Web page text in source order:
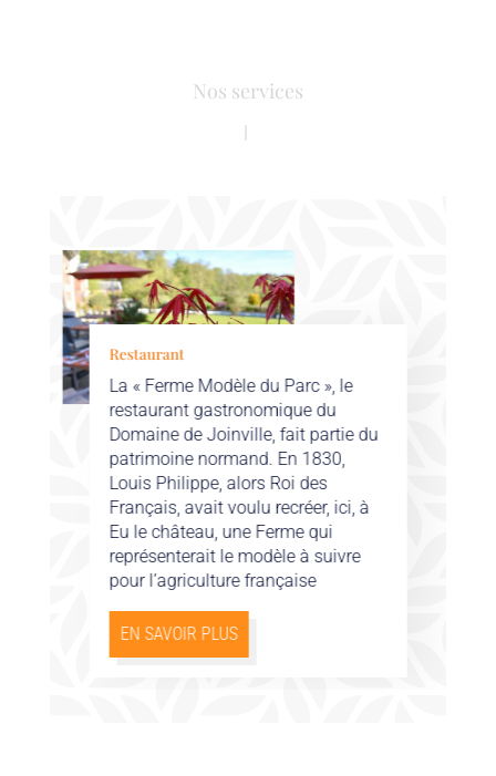
Nos services
Restaurant
La « Ferme Modèle du Parc », le
restaurant gastronomique du
Domaine de Joinville, fait partie du
patrimoine normand. En 1830,
Louis Philippe, alors Roi des
Français, avait voulu recréer, ici, à
Eu le château, une Ferme qui
représenterait le modèle à suivre
pour l’agriculture française
EN SAVOIR PLUS